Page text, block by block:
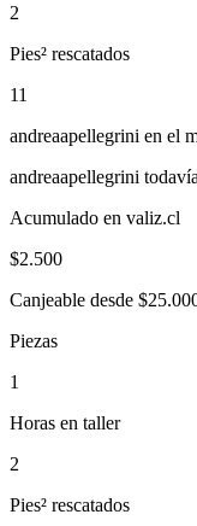
2
Pies² rescatados
11
andreaapellegrini en el
andreaapellegrini
Acumulado en valiz.cl
$2.500
Canjeable desde
Piezas
1
Horas en taller
2
Pies² rescatados